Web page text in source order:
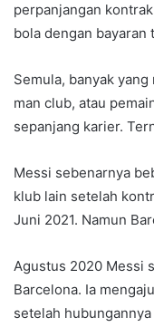
perpanjangan
bola dengan
Semula, banyak
man club, atau
sepanjang karier.
Messi sebenarnya
klub lain setelah
Juni 2021. Namun
Agustus 2020 Messi
Barcelona. Ia
setelah